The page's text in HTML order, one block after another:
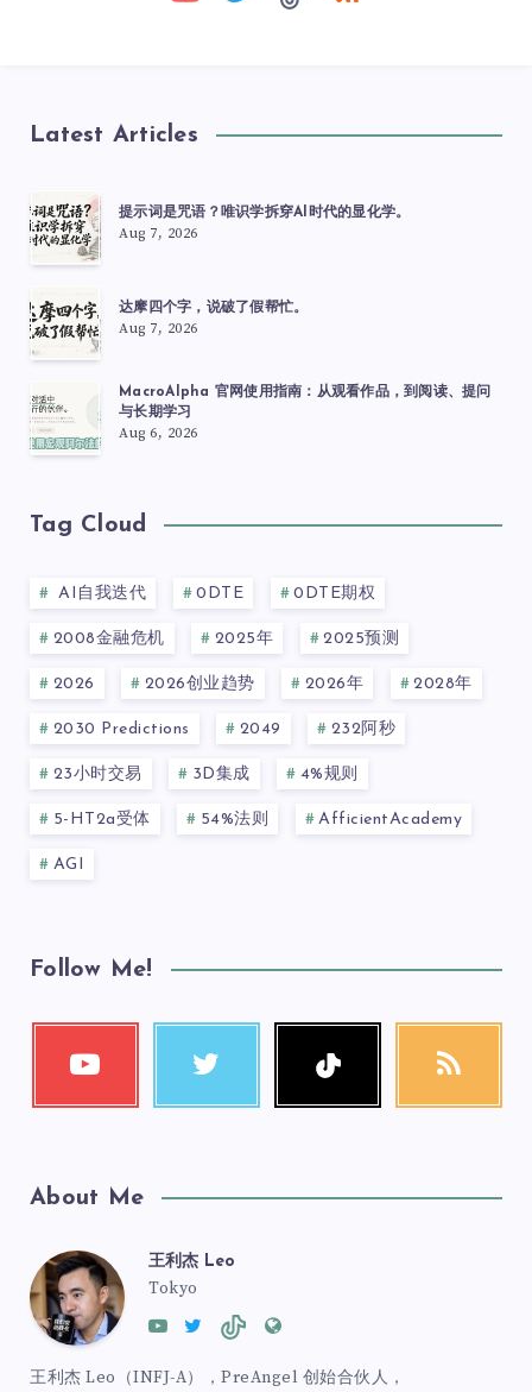
Latest Articles
提示词是咒语？唯识学拆穿AI时代的显化学。
Aug 7, 2026
达摩四个字，说破了假帮忙。
Aug 7, 2026
MacroAlpha 官网使用指南：从观看作品，到阅读、提问
与长期学习
Aug 6, 2026
Tag Cloud
AI自我迭代 0DTE 0DTE期权
2008金融危机 2025年 2025预测
2026 2026创业趋势 2026年 2028年
2030 Predictions 2049 232阿秒
23小时交易 3D集成 4%规则
5-HT2a受体 54%法则 AfficientAcademy
AGI
Follow Me!
About Me
王利杰 Leo
Tokyo
王利杰 Leo（INFJ-A），PreAngel 创始合伙人，